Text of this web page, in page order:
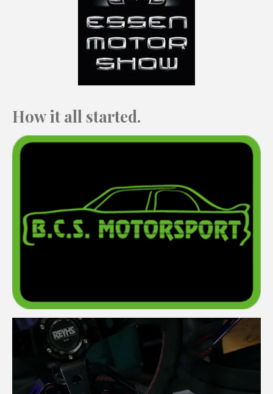
How it all started.